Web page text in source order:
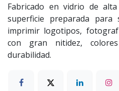
Fabricado en vidrio de
superficie preparada para
imprimir logotipos,
con gran nitidez,
durabilidad.